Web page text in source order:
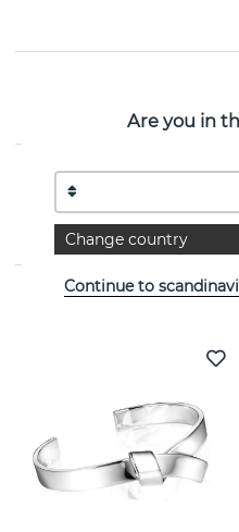
EGENSKABER
Kollektion:
Se
Are you in
Change country
Continue to